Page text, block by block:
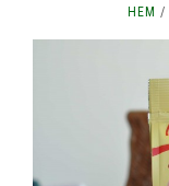
HEM /